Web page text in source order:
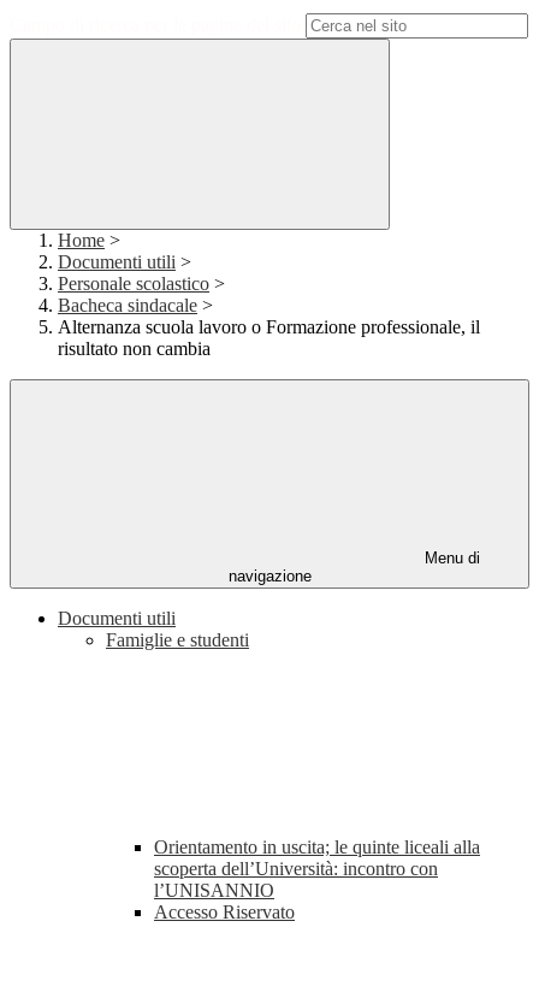
Home >
Documenti utili >
Personale scolastico >
Bacheca sindacale >
Alternanza scuola lavoro o Formazione professionale, il
risultato non cambia
Menu di
navigazione
Documenti utili
Famiglie e studenti
Orientamento in uscita; le quinte liceali alla
scoperta dell’Università: incontro con
l’UNISANNIO
Accesso Riservato